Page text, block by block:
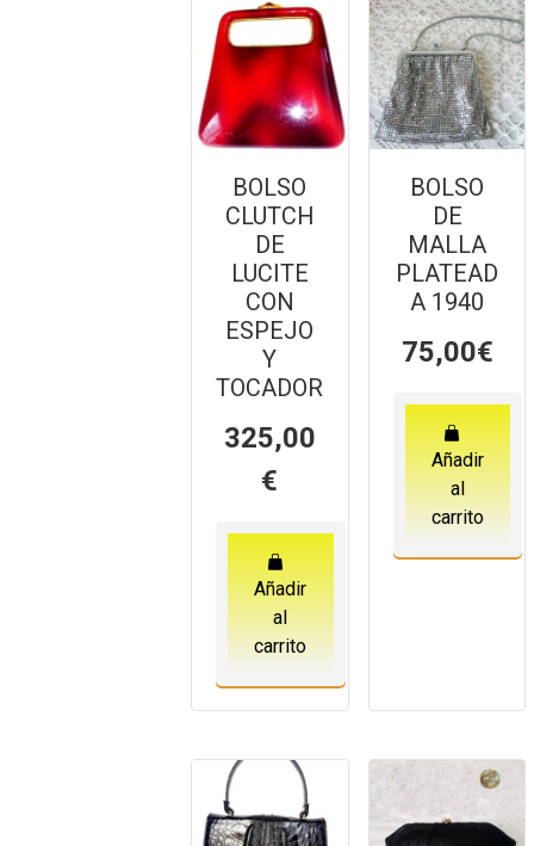
BOLSO
CLUTCH
DE
LUCITE
CON
ESPEJO
Y
TOCADOR
325,00
€
Añadir
al
carrito
BOLSO
DE
MALLA
PLATEAD
A 1940
75,00€
Añadir
al
carrito